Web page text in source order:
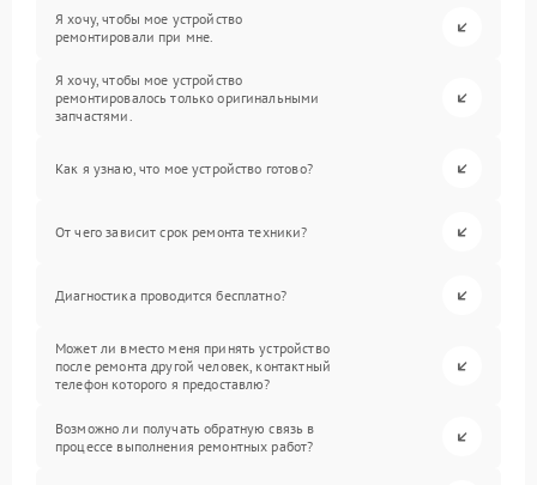
Я хочу, чтобы мое устройство
ремонтировали при мне.
Я хочу, чтобы мое устройство
ремонтировалось только оригинальными
запчастями.
Как я узнаю, что мое устройство готово?
От чего зависит срок ремонта техники?
Диагностика проводится бесплатно?
Может ли вместо меня принять устройство
после ремонта другой человек, контактный
телефон которого я предоставлю?
Возможно ли получать обратную связь в
процессе выполнения ремонтных работ?